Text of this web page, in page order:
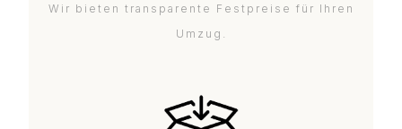
Wir bieten transparente Festpreise für Ihren
Umzug.